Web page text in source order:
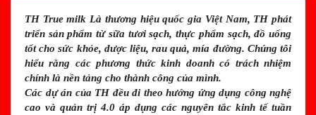
TH True milk Là thương hiệu quốc gia Việt Nam, TH phát
triển sản phẩm từ sữa tươi sạch, thực phẩm sạch, đồ uống
tốt cho sức khỏe, dược liệu, rau quả, mía đường. Chúng tôi
hiểu rằng các phương thức kinh doanh có trách nhiệm
chính là nền tảng cho thành công của mình.
Các dự án của TH đều đi theo hướng ứng dụng công nghệ
cao và quản trị 4.0 áp dụng các nguyên tắc kinh tế tuần